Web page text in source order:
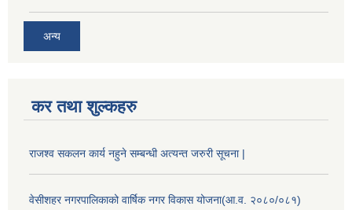
अन्य
कर तथा शुल्कहरु
राजश्व सकलन कार्य नहुने सम्बन्धी अत्यन्त जरुरी सूचना |
वेसीशहर नगरपालिकाको वार्षिक नगर विकास योजना(आ.व. २०८०/०८१)